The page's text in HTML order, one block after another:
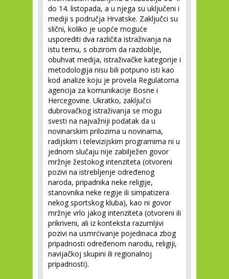
do 14. listopada, a u njega su uključeni i
mediji s područja Hrvatske. Zaključci su
slični, koliko je uopće moguće
usporediti dva različita istraživanja na
istu temu, s obzirom da razdoblje,
obuhvat medija, istraživačke kategorije i
metodologija nisu bili potpuno isti kao
kod analize koju je provela Regulatorna
agencija za komunikacije Bosne i
Hercegovine. Ukratko, zaključci
dubrovačkog istraživanja se mogu
svesti na najvažniji podatak da u
novinarskim prilozima u novinama,
radijskim i televizijskim programima ni u
jednom slučaju nije zabilježen govor
mržnje žestokog intenziteta (otvoreni
pozivi na istrebljenje određenog
naroda, pripadnika neke religije,
stanovnika neke regije ili simpatizera
nekog sportskog kluba), kao ni govor
mržnje vrlo jakog intenziteta (otvoreni ili
prikriveni, ali iz konteksta razumljivi
pozivi na usmrćivanje pojedinaca zbog
pripadnosti određenom narodu, religiji,
navijačkoj skupini ili regionalnoj
pripadnosti).